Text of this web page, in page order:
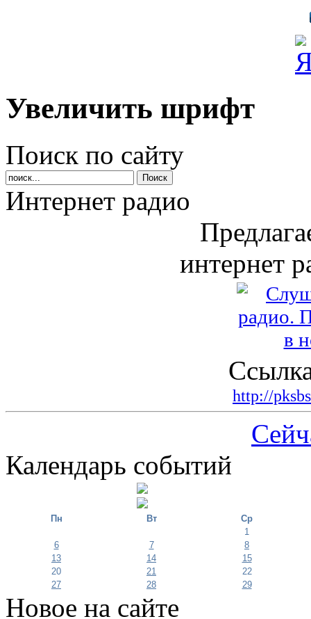
Увеличить шрифт
Поиск по сайту
Интернет радио
интернет
http://
Календарь событий
Пн Вт
Ср
1
6
7
8
13
14
15
20
21
22
27
28 29
Новое на сайте